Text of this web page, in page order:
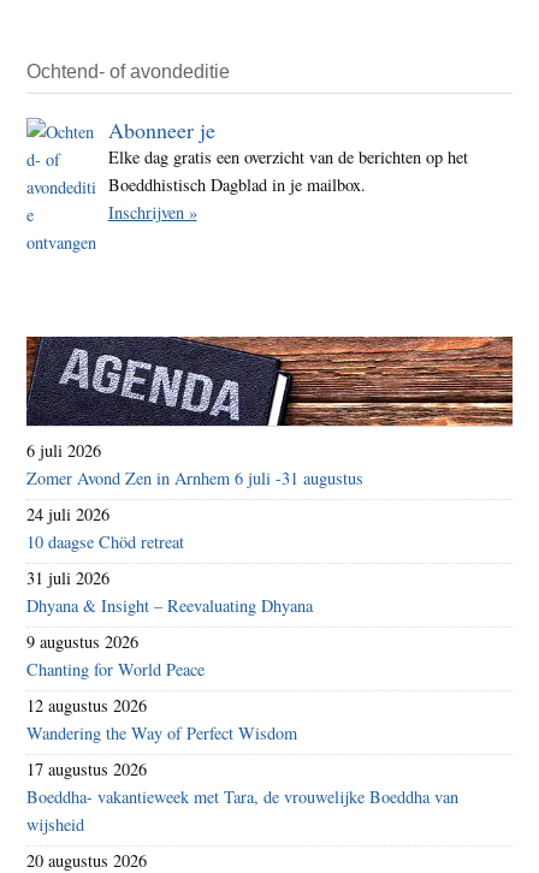
Ochtend- of avondeditie
Abonneer je
Elke dag gratis een overzicht van de berichten op het
Boeddhistisch Dagblad in je mailbox.
Inschrijven »
6 juli 2026
Zomer Avond Zen in Arnhem 6 juli -31 augustus
24 juli 2026
10 daagse Chöd retreat
31 juli 2026
Dhyana & Insight – Reevaluating Dhyana
9 augustus 2026
Chanting for World Peace
12 augustus 2026
Wandering the Way of Perfect Wisdom
17 augustus 2026
Boeddha- vakantieweek met Tara, de vrouwelijke Boeddha van
wijsheid
20 augustus 2026